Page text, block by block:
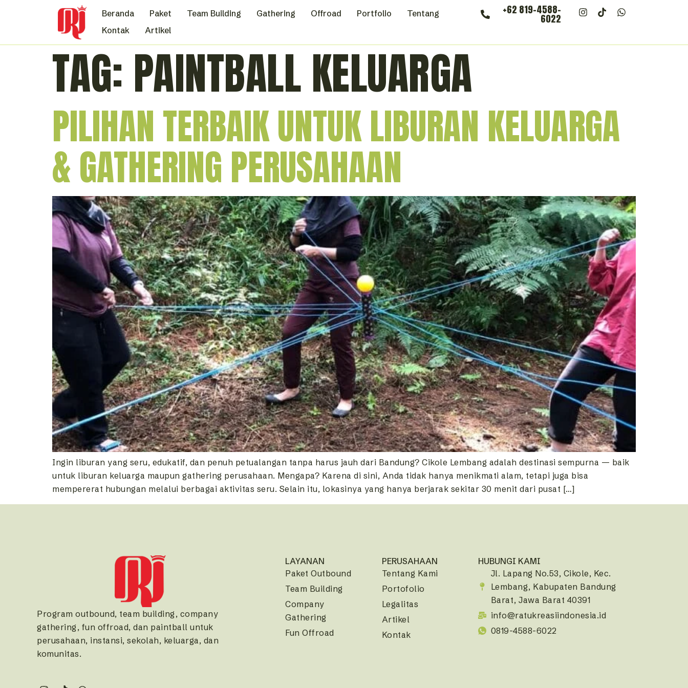
Beranda Paket Team Building Gathering Offroad Portfolio
Tentang
Kontak
Artikel
+62 819-4588-
6022
TAG: PAINTBALL KELUARGA
PILIHAN TERBAIK UNTUK LIBURAN KELUARGA
& GATHERING PERUSAHAAN
Ingin liburan yang seru, edukatif, dan penuh petualangan tanpa harus jauh dari Bandung? Cikole Lembang adalah destinasi sempurna — baik
untuk liburan keluarga maupun gathering perusahaan. Mengapa? Karena di sini, Anda tidak hanya menikmati alam, tetapi juga bisa
mempererat hubungan melalui berbagai aktivitas seru. Selain itu, lokasinya yang hanya berjarak sekitar 30 menit dari pusat […]
Program outbound, team building, company
gathering, fun offroad, dan paintball untuk
perusahaan, instansi, sekolah, keluarga, dan
komunitas.
LAYANAN
Paket Outbound
Team Building
Company
Gathering
Fun Offroad
PERUSAHAAN
Tentang Kami
Portofolio
Legalitas
Artikel
Kontak
HUBUNGI KAMI
Jl. Lapang No.53, Cikole, Kec.
Lembang, Kabupaten Bandung
Barat, Jawa Barat 40391
info@ratukreasiindonesia.id
0819-4588-6022